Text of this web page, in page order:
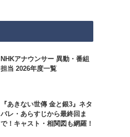
NHKアナウンサー 異動・番組
担当 2026年度一覧
『あきない世傳 金と銀3』ネタ
バレ・あらすじから最終回ま
で！キャスト・相関図も網羅！